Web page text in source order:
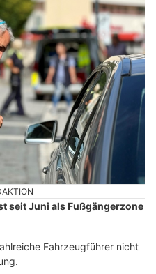
seit Juni als Fußgängerzone
Fahrzeugführer nicht